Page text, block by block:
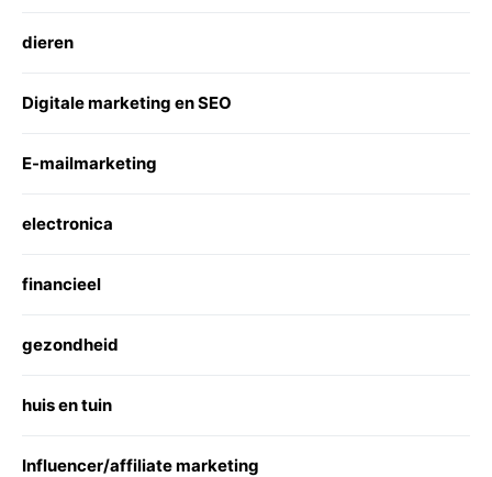
dieren
Digitale marketing en SEO
E-mailmarketing
electronica
financieel
gezondheid
huis en tuin
Influencer/affiliate marketing